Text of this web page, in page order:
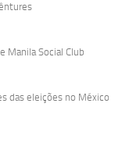
Manila Social Club
das eleições no México